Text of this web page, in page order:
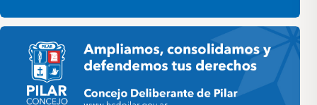
Pilar HCD